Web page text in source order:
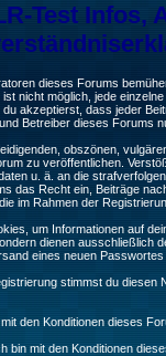
Test
dieses Forums
nicht möglich, jede
akzeptierst, dass jeder
Betreiber dieses Forums
obszönen,
zu veröffentlichen.
u. ä. an die
das Recht ein, Beiträge
im Rahmen der
um Informationen auf
dienen ausschließlich
eines neuen
stimmst du diesen
den Konditionen dieses
bin mit den Konditionen